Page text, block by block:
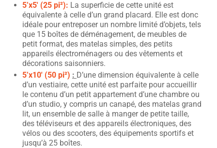
5’x5′ (25 pi²): La superficie de cette unité est
équivalente à celle d’un grand placard. Elle est donc
idéale pour entreposer un nombre limité d’objets, tels
que 15 boîtes de déménagement, de meubles de
petit format, des matelas simples, des petits
appareils électroménagers ou des vêtements et
décorations saisonniers.
5’x10′ (50 pi²) : D’une dimension équivalente à celle
d’un vestiaire, cette unité est parfaite pour accueillir
le contenu d’un petit appartement d’une chambre ou
d’un studio, y compris un canapé, des matelas grand
lit, un ensemble de salle à manger de petite taille,
des téléviseurs et des appareils électroniques, des
vélos ou des scooters, des équipements sportifs et
jusqu’à 25 boîtes.